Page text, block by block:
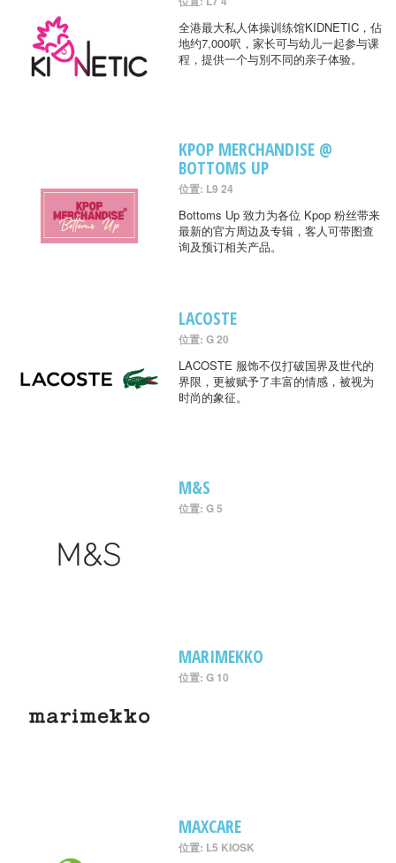
全港最大私人体操训练馆KIDNETIC，佔
地约7,000呎，家长可与幼儿一起参与课
程，提供一个与別不同的亲子体验。
KPOP MERCHANDISE @
BOTTOMS UP
位置: L9 24
Bottoms Up 致力为各位 Kpop 粉丝带来
最新的官方周边及专辑，客人可带图查
询及预订相关产品。
LACOSTE
位置: G 20
LACOSTE 服饰不仅打破国界及世代的
界限，更被赋予了丰富的情感，被视为
时尚的象征。
M&S
位置: G 5
MARIMEKKO
位置: G 10
MAXCARE
位置: L5 KIOSK